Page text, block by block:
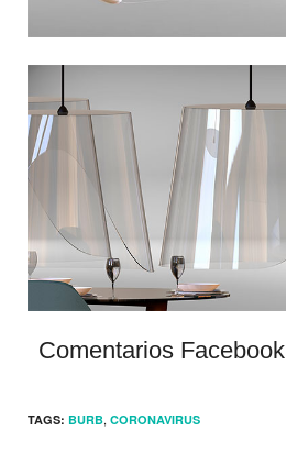
Comentarios Facebook
TAGS: BURB, CORONAVIRUS